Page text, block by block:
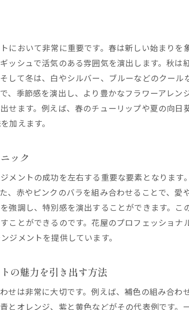
において非常に重要です。春は新しい始まり
ッシュで活気のある雰囲気を演出します。秋は
して冬は、白やシルバー、ブルーなどのクー
、季節感を演出し、より豊かなフラワーアレ
せます。例えば、春のチューリップや夏の向
加えます。
ック
メントの成功を左右する重要な要素となりま
、赤やピンクのバラを組み合わせることで、
強調し、特別感を演出することができます。
ことができるのです。花屋のプロフェッショ
ジメントを提供しています。
の魅力を引き出す方法
せは非常に大切です。例えば、補色の組み合
とオレンジ、紫と黄色などがその代表例です。